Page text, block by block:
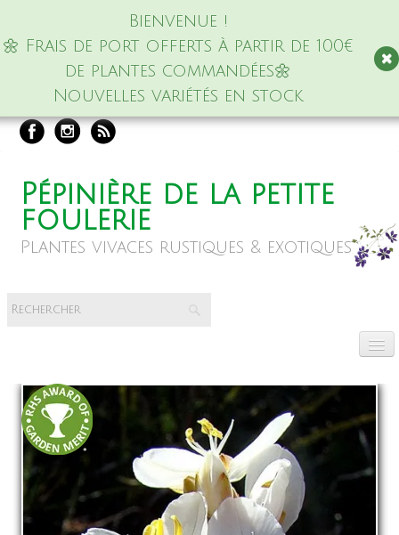
Bienvenue !
🌼 Frais de port offerts à partir de 100€
de plantes commandées🌼
Nouvelles variétés en stock
Pépinière de la petite
foulerie
Plantes vivaces rustiques & exotiques
La pépinière
Boutique
Événements